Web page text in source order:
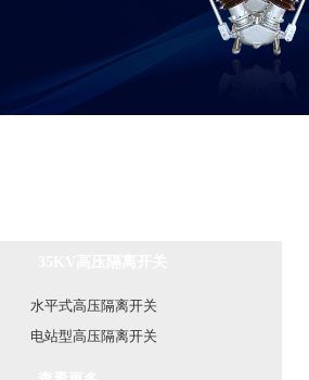
水平式高压隔离开关
电站型高压隔离开关